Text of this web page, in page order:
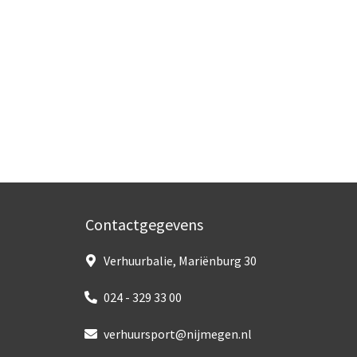
Contactgegevens
Verhuurbalie, Mariënburg 30
024 - 329 33 00
verhuursport@nijmegen.nl